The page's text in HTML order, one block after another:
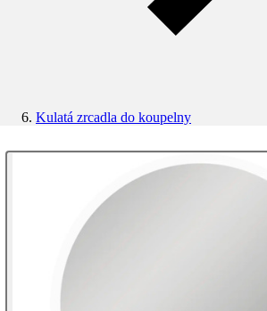
Kulatá zrcadla do koupelny